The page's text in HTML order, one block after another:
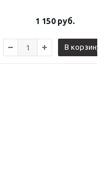
1 150руб.
В корзину